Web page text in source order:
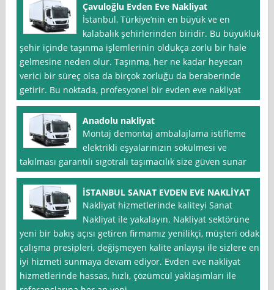
Çavuloğlu Evden Eve Nakliyat
İstanbul, Türkiye’nin en büyük ve en
kalabalık şehirlerinden biridir. Bu büyüklük,
şehir içinde taşınma işlemlerinin oldukça zorlu bir hale
gelmesine neden olur. Taşınma, her ne kadar heyecan
verici bir süreç olsa da birçok zorluğu da beraberinde
getirir. Bu noktada, profesyonel bir evden eve nakliyat
Anadolu nakliyat
Montaj demontaj ambalajlama istifleme
elektrikli eşyalarınızın sökülmesi ve
takılması garantılı sıgotralı taşımacılık size güven sunar
İSTANBUL SANAT EVDEN EVE NAKLİYAT
Nakliyat hizmetlerinde kaliteyi Sanat
Nakliyat ile yakalayın. Nakliyat sektörüne
yeni bir bakış açısı getiren firmamız yenilikçi, müşteri odaklı
çalışma presipleri, değişmeyen kalite anlayışı ile sizlere en
iyi hizmeti sunmaya devam ediyor. Evden eve nakliyat
hizmetlerinde hassas, hızlı, çözümcül yaklaşımları ile